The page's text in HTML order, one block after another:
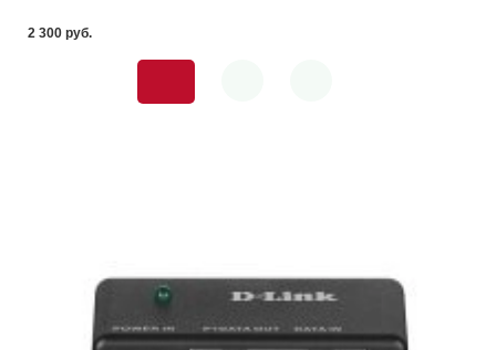
2 300 pуб.